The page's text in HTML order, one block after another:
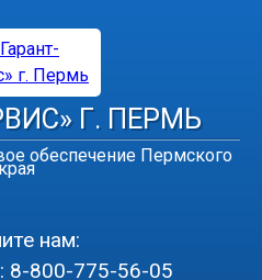
Г. ПЕРМЬ
обеспечение Пермского
нам:
8-800-775-56-05